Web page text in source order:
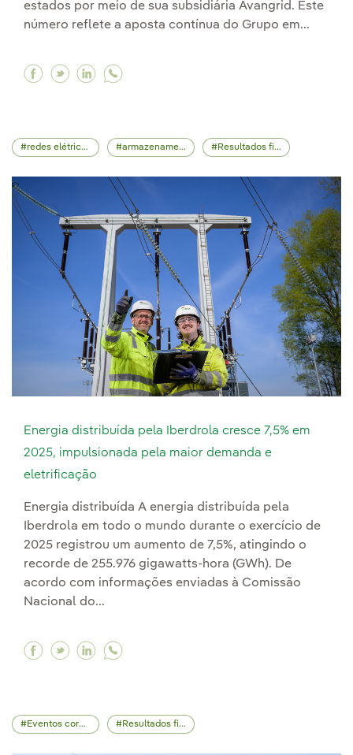
estados por meio de sua subsidiária Avangrid. Este
número reflete a aposta contínua do Grupo em...
Facebook Iberdrola atinge 11.000 MW de
Twitter Iberdrola atinge 11.000 MW de
Linkedin Iberdrola atinge 11.000 MW
redes elétricas armazenamento energético Resultados financeiros
Energia distribuída pela Iberdrola cresce 7,5% em
2025, impulsionada pela maior demanda e
eletrificação
Energia distribuída A energia distribuída pela
Iberdrola em todo o mundo durante o exercício de
2025 registrou um aumento de 7,5%, atingindo o
recorde de 255.976 gigawatts-hora (GWh). De
acordo com informações enviadas à Comissão
Nacional do...
Facebook Energia distribuída pela Iberdrola
Twitter Energia distribuída pela Iberdrola
Linkedin Energia distribuída pela
Eventos corporativos Resultados financeiros